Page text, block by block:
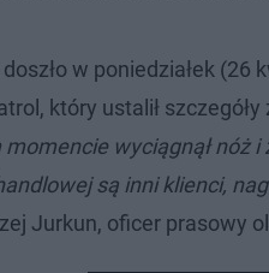
w poniedziałek
który ustalił szczegóły
wyciągnął nóż
są inni klienci,
Jurkun, oficer prasowy